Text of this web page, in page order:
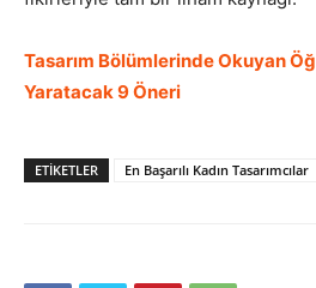
Tasarım Bölümlerinde Okuyan
Yaratacak 9 Öneri
ETIKETLER En Başarılı Kadın Tasarımcılar